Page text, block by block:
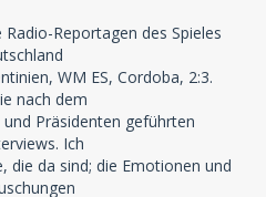
Reportagen des Spieles
WM ES, Cordoba, 2:3.
nach dem
Präsidenten geführten
Ich
die da sind; die Emotionen und